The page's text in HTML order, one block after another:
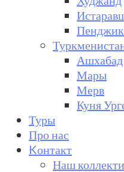
Ашхабад
Мары
Мерв
Куня
Туры
Про нас
Kонтакт
Наш